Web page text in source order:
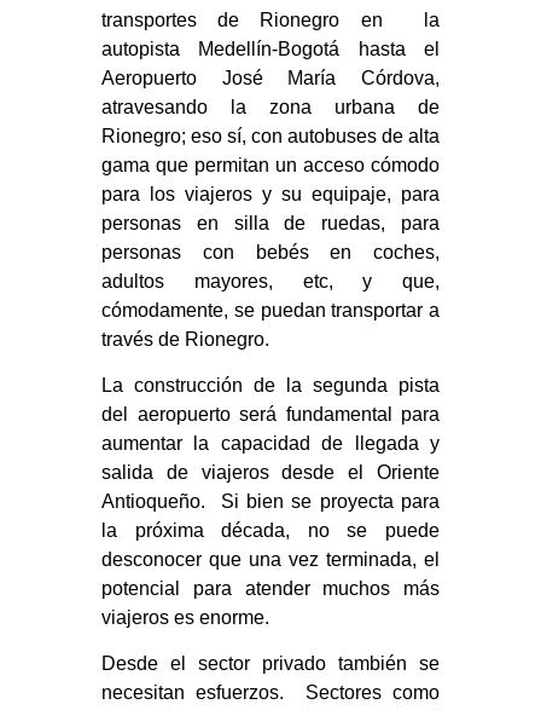
transportes de Rionegro en la
autopista Medellín-Bogotá hasta el
Aeropuerto José María Córdova,
atravesando la zona urbana de
Rionegro; eso sí, con autobuses de alta
gama que permitan un acceso cómodo
para los viajeros y su equipaje, para
personas en silla de ruedas, para
personas con bebés en coches,
adultos mayores, etc, y que,
cómodamente, se puedan transportar a
través de Rionegro.
La construcción de la segunda pista
del aeropuerto será fundamental para
aumentar la capacidad de llegada y
salida de viajeros desde el Oriente
Antioqueño. Si bien se proyecta para
la próxima década, no se puede
desconocer que una vez terminada, el
potencial para atender muchos más
viajeros es enorme.
Desde el sector privado también se
necesitan esfuerzos. Sectores como